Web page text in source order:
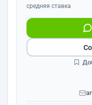
средняя ставка